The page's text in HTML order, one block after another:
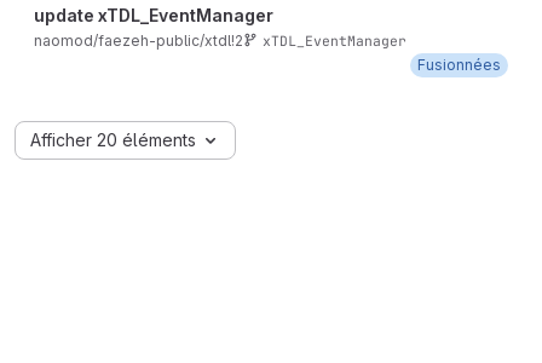
update xTDL_EventManager
naomod/faezeh-public/xtdl!2
xTDL_EventManager
Fusionnées
Afficher 20 éléments